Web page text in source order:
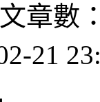
章數
21